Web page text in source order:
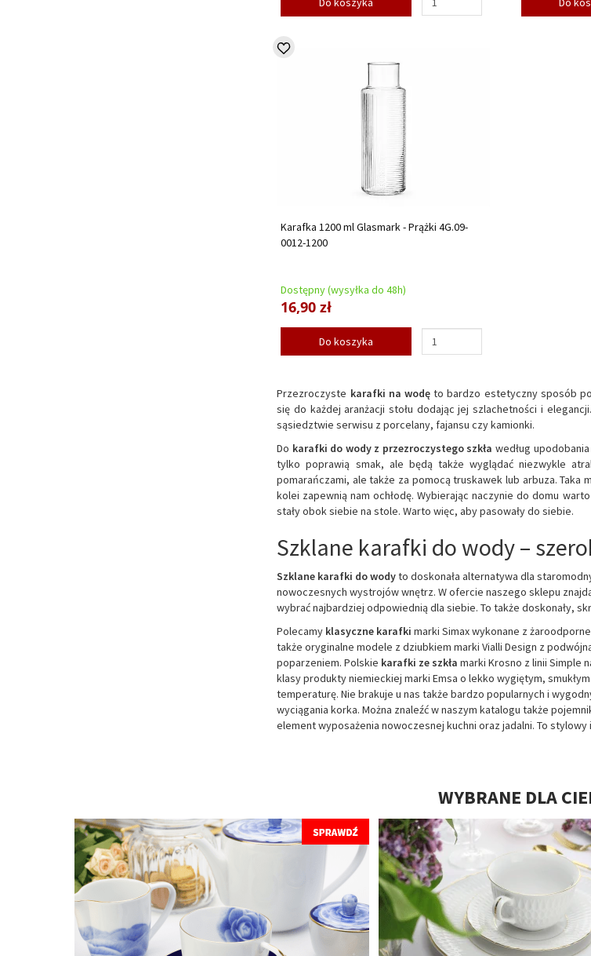
Karafka 1200 ml Glasmark - Prążki 4G.09-
0012-1200
Dostępny (wysyłka do 48h)
16,90 zł
Do koszyka
Przezroczyste karafki na wodęto bardzo estetyczny sposób
się do każdej aranżacji stołu dodając jej szlachetności i
sąsiedztwie serwisu z porcelany, fajansu czy kamionki.
Do karafki do wody z przezroczystego szkła według
tylko poprawią smak, ale będą także wyglądać niezwykle
pomarańczami, ale także za pomocą truskawek lub arbuza. Taka
kolei zapewnią nam ochłodę. Wybierając naczynie do domu
stały obok siebie na stole. Warto więc, aby pasowały do siebie.
Szklane karafki do wody –
Szklane karafki do wodyto doskonała alternatywa dla
nowoczesnych wystrojów wnętrz. W ofercie naszego sklepu
wybrać najbardziej odpowiednią dla siebie. To także doskonały,
Polecamy klasyczne karafki marki Simax wykonane z
także oryginalne modele z dziubkiem marki Vialli Design z
poparzeniem. Polskie karafki ze szkła marki Krosno z linii Simple
klasy produkty niemieckiej marki Emsa o lekko wygiętym,
temperaturę. Nie brakuje u nas także bardzo popularnych i
wyciągania korka. Można znaleźć w naszym katalogu także
element wyposażenia nowoczesnej kuchni oraz jadalni. To
WYBRANE DLA